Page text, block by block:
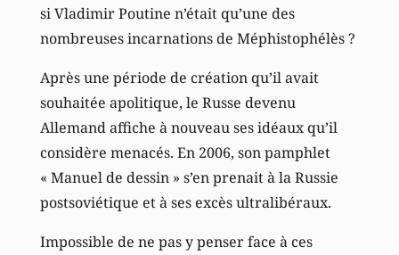
si Vladimir Poutine n’était qu’une des
nombreuses incarnations de Méphistophélès ?
Après une période de création qu’il avait
souhaitée apolitique, le Russe devenu
Allemand affiche à nouveau ses idéaux qu’il
considère menacés. En 2006, son pamphlet
« Manuel de dessin » s’en prenait à la Russie
postsoviétique et à ses excès ultralibéraux.
Impossible de ne pas y penser face à ces